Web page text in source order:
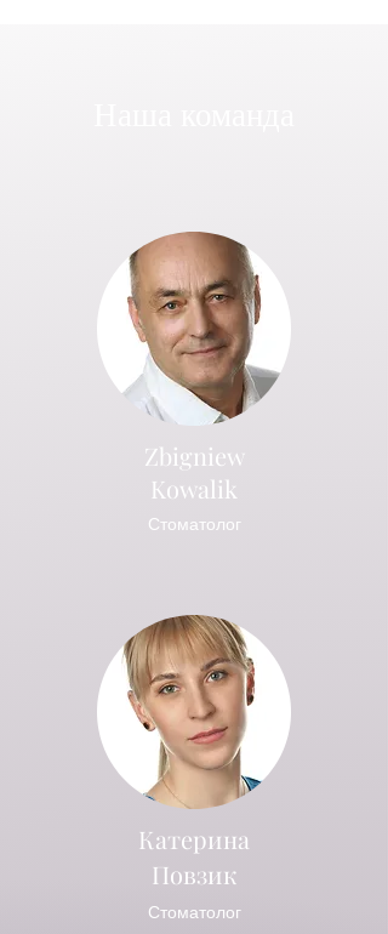
Zbigniew
Kowalik
Стоматолог
Катерина
Повзик
Стоматолог